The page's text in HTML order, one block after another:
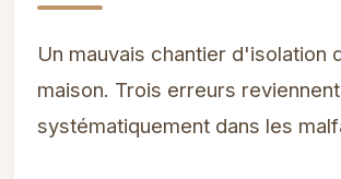
Un mauvais chantier d'isolation
maison. Trois erreurs reviennent
systématiquement dans les